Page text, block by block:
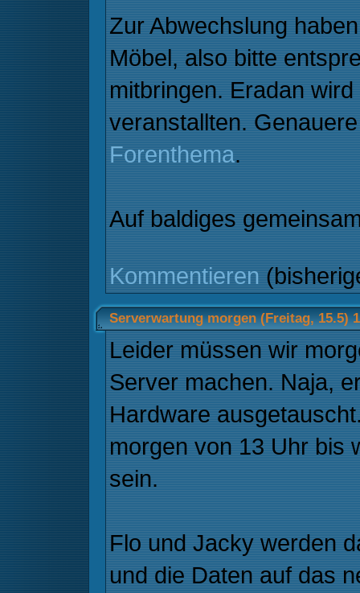
Zur Abwechslung
Möbel, also bitte
mitbringen. Eradan
veranstallten.
Forenthema.
Auf baldiges
Kommentieren
Serverwartung morgen (Freitag, 15.5)
Leider müssen wir
Server machen. Naja,
Hardware
morgen von 13 Uhr bis
sein.
Flo und Jacky werden
und die Daten auf das